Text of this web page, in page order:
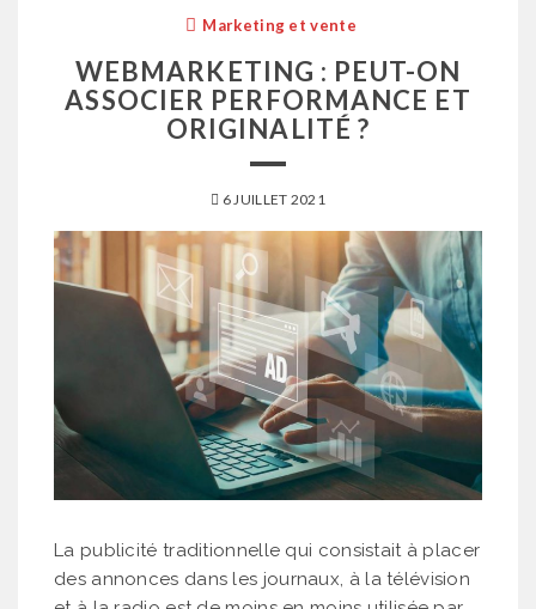
Marketing et vente
WEBMARKETING : PEUT-ON
ASSOCIER PERFORMANCE ET
ORIGINALITÉ ?
6 JUILLET 2021
La publicité traditionnelle qui consistait à placer
des annonces dans les journaux, à la télévision